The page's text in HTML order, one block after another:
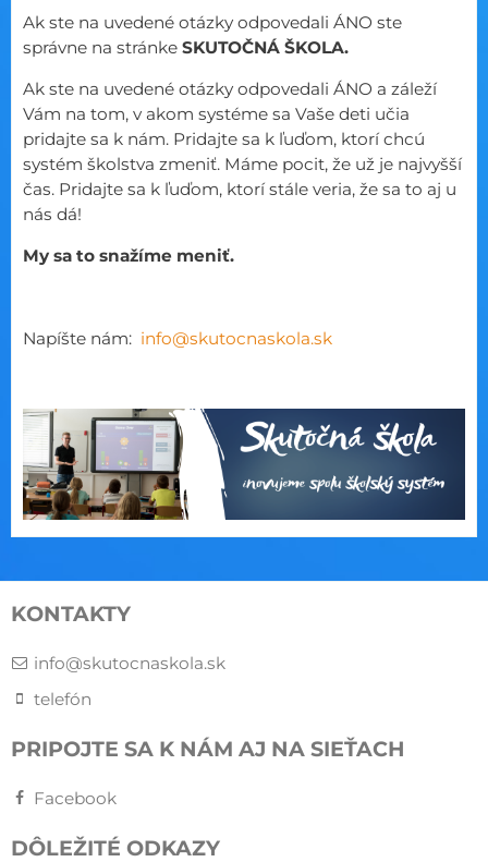
Ak ste na uvedené otázky odpovedali ÁNO ste
správne na stránke SKUTOČNÁ ŠKOLA.
Ak ste na uvedené otázky odpovedali ÁNO a záleží
Vám na tom, v akom systéme sa Vaše deti učia
pridajte sa k nám. Pridajte sa k ľuďom, ktorí chcú
systém školstva zmeniť. Máme pocit, že už je najvyšší
čas. Pridajte sa k ľuďom, ktorí stále veria, že sa to aj u
nás dá!
My sa to snažíme meniť.
Napíšte nám: info@skutocnaskola.sk
KONTAKTY
info@skutocnaskola.sk
telefón
PRIPOJTE SA K NÁM AJ NA SIEŤACH
Facebook
DÔLEŽITÉ ODKAZY